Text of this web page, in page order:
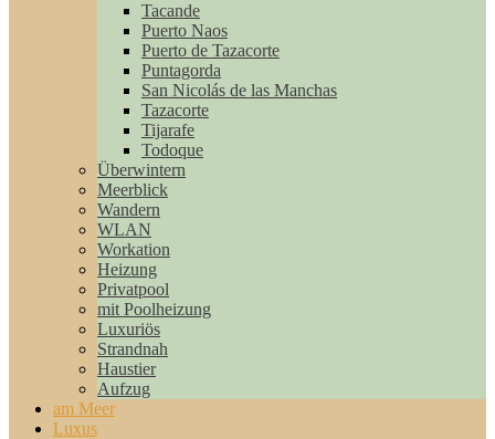
Tacande
Puerto Naos
Puerto de Tazacorte
Puntagorda
San Nicolás de las Manchas
Tazacorte
Tijarafe
Todoque
Überwintern
Meerblick
Wandern
WLAN
Workation
Heizung
Privatpool
mit Poolheizung
Luxuriös
Strandnah
Haustier
Aufzug
am Meer
Luxus